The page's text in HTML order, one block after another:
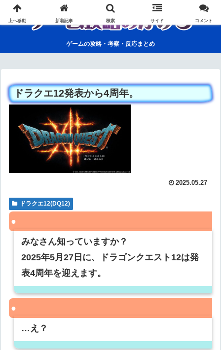
ゲームの攻略・考察・反応まとめ
ドラクエ12発表から4周年。
2025.05.27
ドラクエ12(DQ12)
みなさん知っていますか？
2025年5月27日に、ドラゴンクエスト12は発
表4周年を迎えます。
…え？
上へ移動 新着記事 検索 サイド コメント